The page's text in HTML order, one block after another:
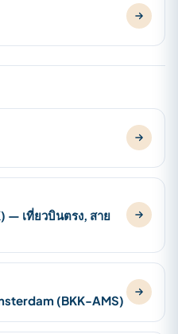
— เที่ยวบินตรง, สาย
(BKK-AMS)